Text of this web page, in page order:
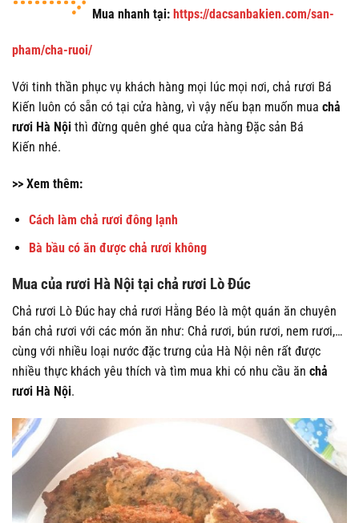
Mua nhanh tại: https://dacsanbakien.com/san-
pham/cha-ruoi/
Với tinh thần phục vụ khách hàng mọi lúc mọi nơi, chả rươi Bá
Kiến luôn có sẵn có tại cửa hàng, vì vậy nếu bạn muốn mua chả
rươi Hà Nội thì đừng quên ghé qua cửa hàng Đặc sản Bá
Kiến nhé.
>> Xem thêm:
Cách làm chả rươi đông lạnh
Bà bầu có ăn được chả rươi không
Mua của rươi Hà Nội tại chả rươi Lò Đúc
Chả rươi Lò Đúc hay chả rươi Hằng Béo là một quán ăn chuyên
bán chả rươi với các món ăn như: Chả rươi, bún rươi, nem rươi,…
cùng với nhiều loại nước đặc trưng của Hà Nội nên rất được
nhiều thực khách yêu thích và tìm mua khi có nhu cầu ăn chả
rươi Hà Nội.